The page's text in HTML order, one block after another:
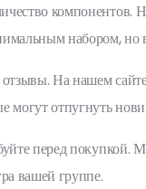
компонентов.
набором, но
На нашем
могут отпугнуть
перед покупкой.
вашей группе.